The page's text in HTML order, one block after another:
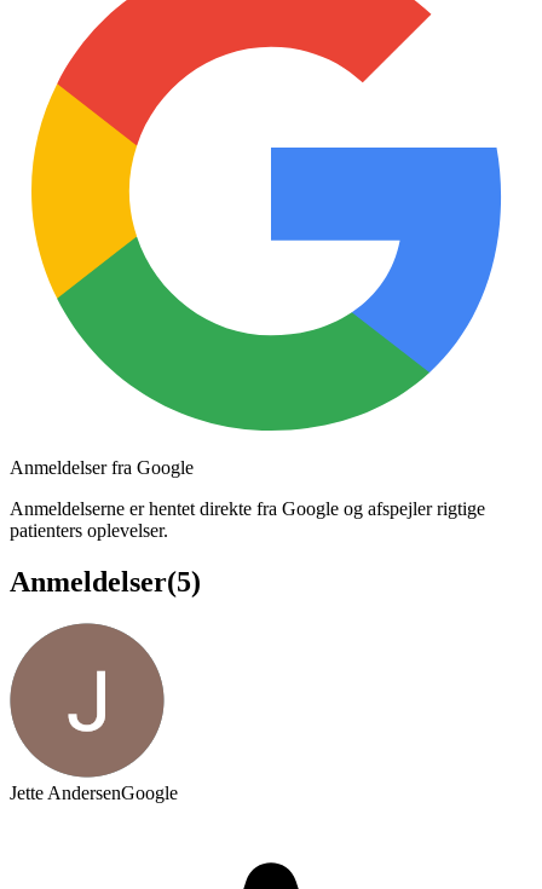
Anmeldelser fra Google
Anmeldelserne er hentet direkte fra Google og afspejler rigtige
patienters oplevelser.
Anmeldelser(5)
Jette AndersenGoogle